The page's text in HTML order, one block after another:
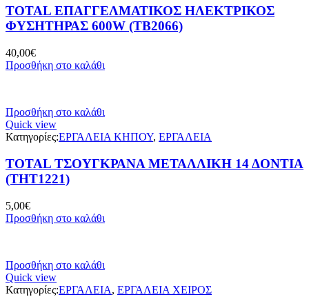
TOTAL ΕΠΑΓΓΕΛΜΑΤΙΚΟΣ ΗΛΕΚΤΡΙΚΟΣ
ΦΥΣΗΤΗΡΑΣ 600W (ΤΒ2066)
40,00€
Προσθήκη στο καλάθι
Προσθήκη στο καλάθι
Quick view
Κατηγορίες:ΕΡΓΑΛΕΙΑ ΚΗΠΟΥ, ΕΡΓΑΛΕΙΑ
TOTAL ΤΣΟΥΓΚΡΑΝΑ ΜΕΤΑΛΛΙΚΗ 14 ΔΟΝΤΙΑ
(THT1221)
5,00€
Προσθήκη στο καλάθι
Προσθήκη στο καλάθι
Quick view
Κατηγορίες:ΕΡΓΑΛΕΙΑ, ΕΡΓΑΛΕΙΑ ΧΕΙΡΟΣ